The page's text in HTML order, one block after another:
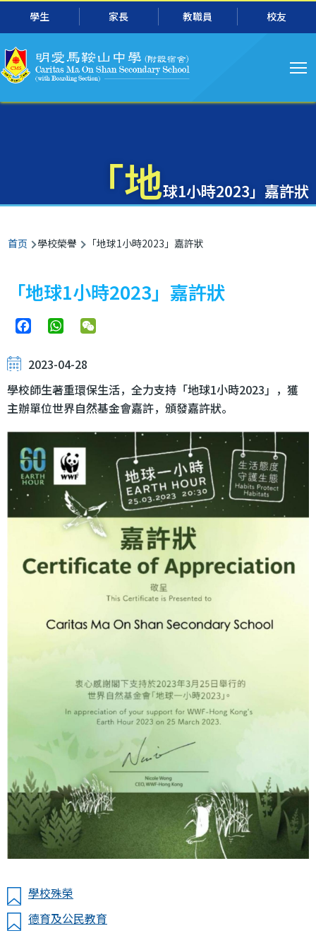
跳转到主要内容
學生 家長 教職員 校友
导
航
「地球1小時2023」嘉許狀
面
包
屑
首页 學校榮譽 「地球1小時2023」嘉許狀
「地球1小時2023」嘉許狀
FacebookWhatsApp
2023-04-28
學校師生著重環保生活，全力支持「地球1小時2023」，獲
主辦單位世界自然基金會嘉許，頒發嘉許狀。
學校殊榮
德育及公民教育